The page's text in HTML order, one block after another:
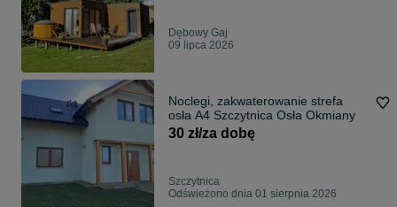
Dębowy Gaj
09 lipca 2026
Noclegi, zakwaterowanie strefa
osła A4 Szczytnica Osła Okmiany
30 zł/za dobę
Szczytnica
Odświeżono dnia 01 sierpnia 2026